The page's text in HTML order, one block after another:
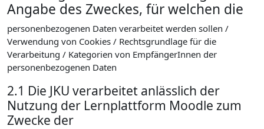
Angabe des Zweckes, für welchen die
personenbezogenen Daten verarbeitet werden sollen /
Verwendung von Cookies / Rechtsgrundlage für die
Verarbeitung / Kategorien von EmpfängerInnen der
personenbezogenen Daten
2.1 Die JKU verarbeitet anlässlich der
Nutzung der Lernplattform Moodle zum
Zwecke der